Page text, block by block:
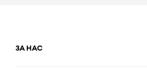
ЗА НАС